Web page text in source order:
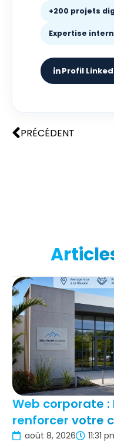
+200 projets
Expertise
Profil
PRÉCÉDENT
Web corporate :
renforcer votre
août 8, 2026 11:31